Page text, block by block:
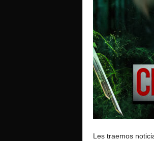
Les traemos